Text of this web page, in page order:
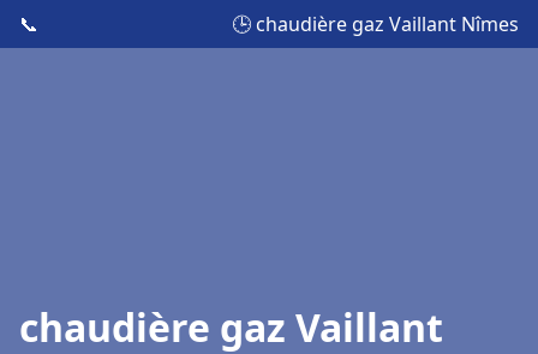
📞 🕒 chaudière gaz Vaillant Nîmes
chaudière gaz Vaillant